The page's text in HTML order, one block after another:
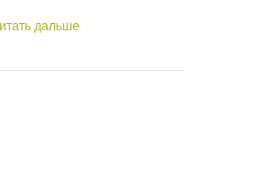
дальше